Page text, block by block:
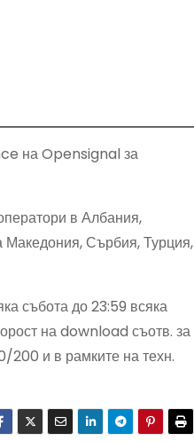
на Opensignal за
в Албания,
Македония, Сърбия, Турция,
събота до 23:59 всяка
на download съотв. за
200 и в рамките на техн.